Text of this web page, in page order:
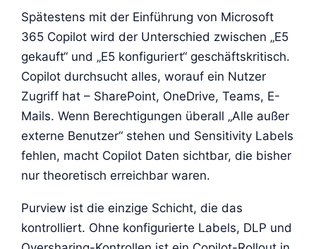
Spätestens mit der Einführung von Microsoft
365 Copilot wird der Unterschied zwischen „E5
gekauft“ und „E5 konfiguriert“ geschäftskritisch.
Copilot durchsucht alles, worauf ein Nutzer
Zugriff hat – SharePoint, OneDrive, Teams, E-
Mails. Wenn Berechtigungen überall „Alle außer
externe Benutzer“ stehen und Sensitivity Labels
fehlen, macht Copilot Daten sichtbar, die bisher
nur theoretisch erreichbar waren.
Purview ist die einzige Schicht, die das
kontrolliert. Ohne konfigurierte Labels, DLP und